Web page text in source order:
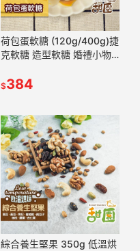
荷包蛋軟糖 (120g/400g)捷
克軟糖 造型軟糖 婚禮小物
【甜園】
$384
綜合養生堅果 350g 低溫烘